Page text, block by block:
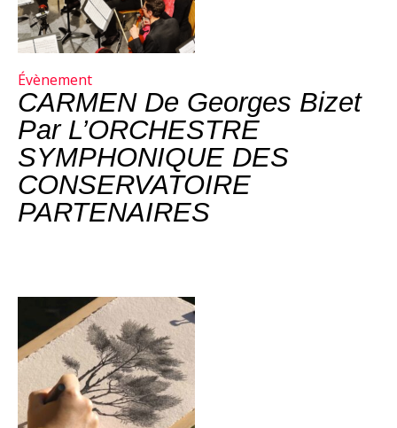
Évènement
CARMEN De Georges Bizet
Par L’ORCHESTRE
SYMPHONIQUE DES
CONSERVATOIRE
PARTENAIRES